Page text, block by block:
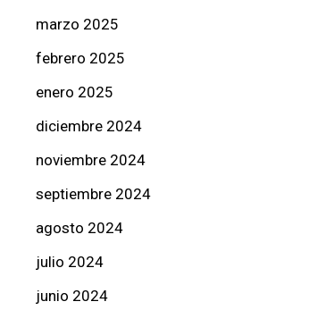
marzo 2025
febrero 2025
enero 2025
diciembre 2024
noviembre 2024
septiembre 2024
agosto 2024
julio 2024
junio 2024